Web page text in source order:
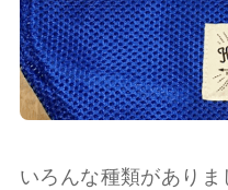
いろんな種類があり